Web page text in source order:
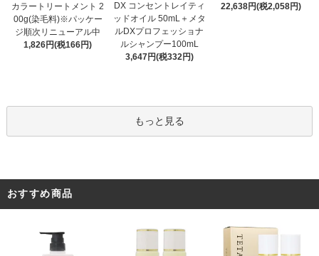
カラートリートメント 2
00g(染毛料)※パッケー
ジ順次リニューアル中
1,826円(税166円)
DX コンセントレイティ
ッドオイル 50mL＋メタ
ルDXプロフェッショナ
ルシャンプー100mL
3,647円(税332円)
22,638円(税2,058円)
もっと見る
おすすめ商品